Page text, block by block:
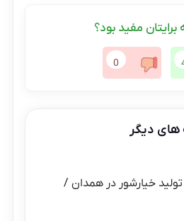
برایتان مفید بود؟
0
های دیگر
تولید خیارشور در همدان /